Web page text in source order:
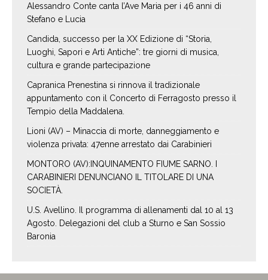
Alessandro Conte canta l’Ave Maria per i 46 anni di
Stefano e Lucia
Candida, successo per la XX Edizione di “Storia,
Luoghi, Sapori e Arti Antiche”: tre giorni di musica,
cultura e grande partecipazione
Capranica Prenestina si rinnova il tradizionale
appuntamento con il Concerto di Ferragosto presso il
Tempio della Maddalena.
Lioni (AV) – Minaccia di morte, danneggiamento e
violenza privata: 47enne arrestato dai Carabinieri
MONTORO (AV):INQUINAMENTO FIUME SARNO. I
CARABINIERI DENUNCIANO IL TITOLARE DI UNA
SOCIETÀ.
U.S. Avellino. Il programma di allenamenti dal 10 al 13
Agosto. Delegazioni del club a Sturno e San Sossio
Baronia